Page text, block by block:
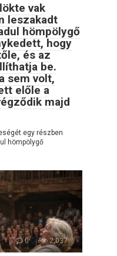
vak
leszakadt
hömpölygő
hogy
és az
be.
sem volt,
előle a
majd
egy részben
hömpölygő
0 2,037